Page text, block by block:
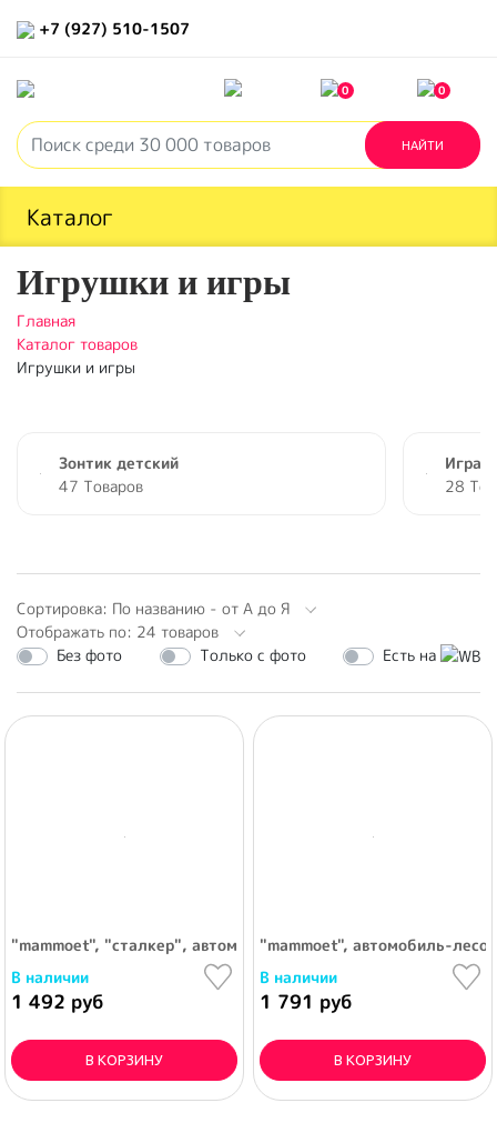
+7 (927) 510-1507
0 0
Каталог
Игрушки и игры
Главная
Каталог товаров
Игрушки и игры
Зонтик детский
47 Товаров
Игра
28
Сортировка: По названию - от А до Я
Отображать по: 24 товаров
Без фото
Только с фото Есть на
"mammoet", "сталкер", автомобиль бортовой + набор
В наличии
1 492 руб
В КОРЗИНУ
"mammoet", автомобиль-
В наличии
1 791 руб
В КОРЗИНУ